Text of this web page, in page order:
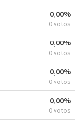
0,00%
0 votos
0,00%
0 votos
0,00%
0 votos
0,00%
0 votos